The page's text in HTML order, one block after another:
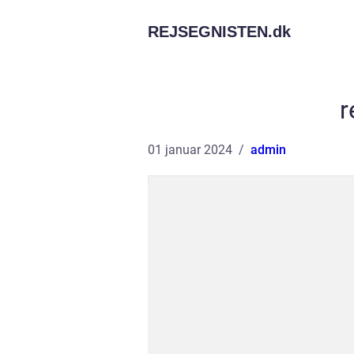
REJSEGNISTEN.dk
01 januar 2024 admin